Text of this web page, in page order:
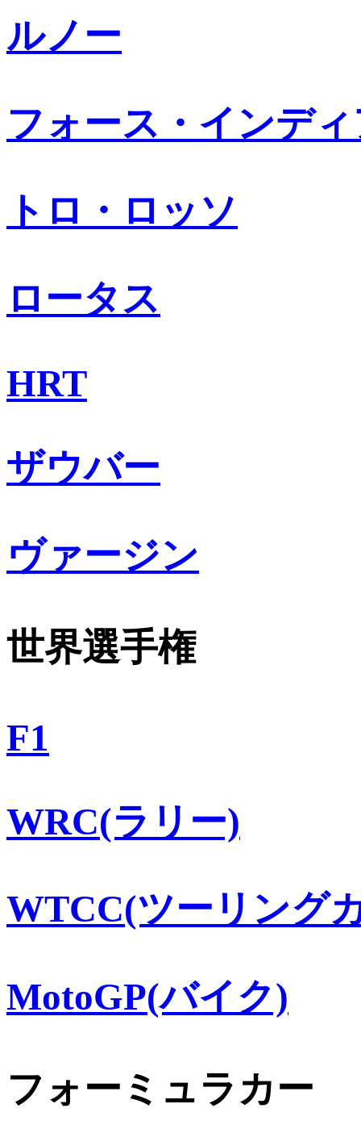
ルノー
フォース・インデ
トロ・ロッソ
ロータス
HRT
ザウバー
ヴァージン
世界選手権
F1
WRC(ラリー)
WTCC(ツーリング
MotoGP(バイク)
フォーミュラカー